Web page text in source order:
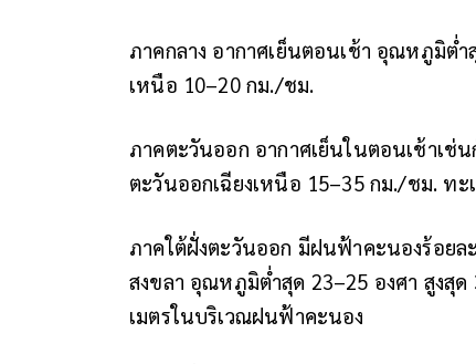
ภาคกลาง อากาศเย็นตอนเช้า อุณหภูมิต่ำ
เหนือ 10–20 กม./ชม.
ภาคตะวันออก อากาศเย็นในตอนเช้าเช่
ตะวันออกเฉียงเหนือ 15–35 กม./ชม. ทะ
ภาคใต้ฝั่งตะวันออก มีฝนฟ้าคะนองร้อย
สงขลา อุณหภูมิต่ำสุด 23–25 องศา สูงสุด
เมตรในบริเวณฝนฟ้าคะนอง